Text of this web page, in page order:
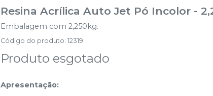
Resina Acrílica Auto Jet Pó Incolor -
Embalagem com 2,250kg.
Código do produto:12319
Produto esgotado
Apresentação: